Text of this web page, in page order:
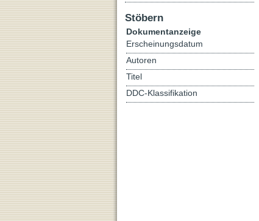
Stöbern
Dokumentanzeige
Erscheinungsdatum
Autoren
Titel
DDC-Klassifikation